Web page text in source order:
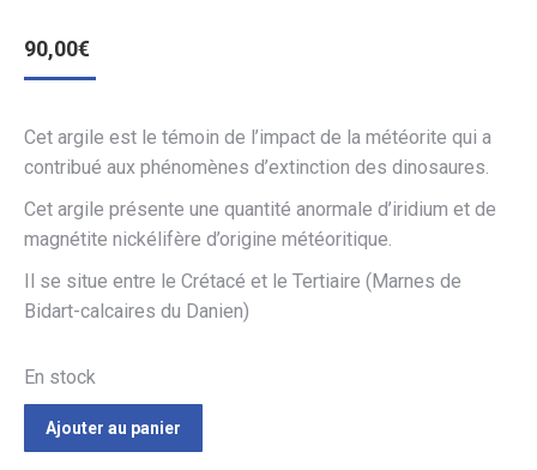
90,00€
Cet argile est le témoin de l’impact de la météorite qui a
contribué aux phénomènes d’extinction des dinosaures.
Cet argile présente une quantité anormale d’iridium et de
magnétite nickélifère d’origine météoritique.
Il se situe entre le Crétacé et le Tertiaire (Marnes de
Bidart-calcaires du Danien)
En stock
Ajouter au panier